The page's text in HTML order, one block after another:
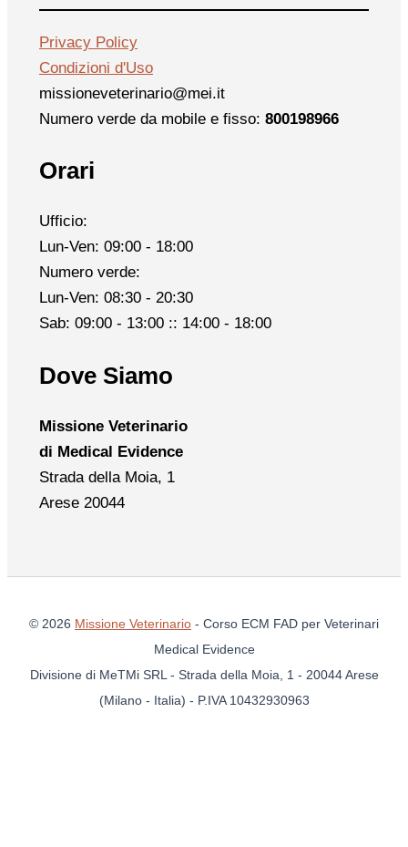
Privacy Policy
Condizioni d'Uso
missioneveterinario@mei.it
Numero verde da mobile e fisso: 800198966
Orari
Ufficio:
Lun-Ven: 09:00 - 18:00
Numero verde:
Lun-Ven: 08:30 - 20:30
Sab: 09:00 - 13:00 :: 14:00 - 18:00
Dove Siamo
Missione Veterinario
di Medical Evidence
Strada della Moia, 1
Arese 20044
© 2026 Missione Veterinario - Corso ECM FAD per Veterinari
Medical Evidence
Divisione di MeTMi SRL - Strada della Moia, 1 - 20044 Arese
(Milano - Italia) - P.IVA 10432930963